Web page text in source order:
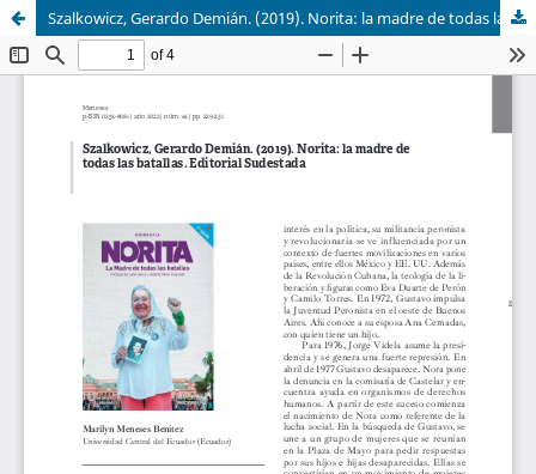
Szalkowicz, Gerardo Demián. (2019). Norita: la madre de todas las batallas. Editorial Sudestada